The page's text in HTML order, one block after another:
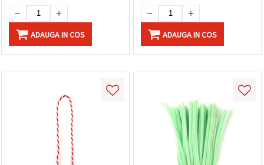
ADAUGA IN COS ADAUGA IN COS